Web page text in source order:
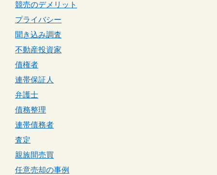
競売のデメリット
プライバシー
聞き込み調査
不動産投資家
債権者
連帯保証人
弁護士
債務整理
連帯債務者
査定
親族間売買
任意売却の事例